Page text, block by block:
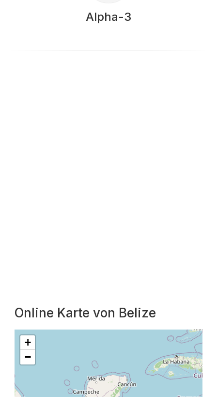
Alpha-3
Online Karte von Belize
+
−